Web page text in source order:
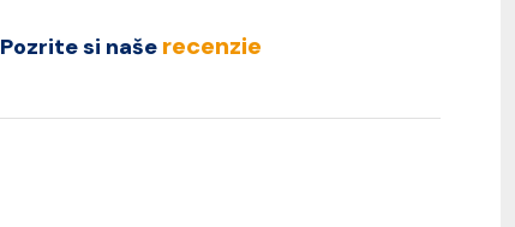
Pozrite si naše recenzie